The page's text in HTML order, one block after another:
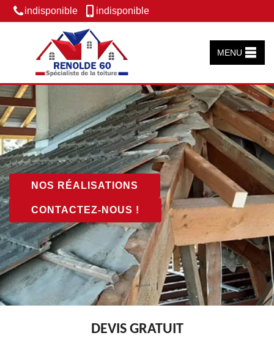
indisponible indisponible
MENU
NOS RÉALISATIONS
CONTACTEZ-NOUS !
DEVIS GRATUIT